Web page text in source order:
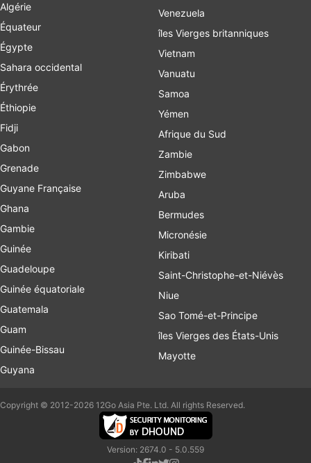
Algérie
Équateur
Égypte
Sahara occidental
Érythrée
Éthiopie
Fidji
Gabon
Grenade
Guyane Française
Ghana
Gambie
Guinée
Guadeloupe
Guinée équatoriale
Guatemala
Guam
Guinée-Bissau
Guyana
Venezuela
îles Vierges britanniques
Vietnam
Vanuatu
Samoa
Yémen
Afrique du Sud
Zambie
Zimbabwe
Aruba
Bermudes
Micronésie
Kiribati
Saint-Christophe-et-Niévès
Niue
Sao Tomé-et-Principe
îles Vierges des États-Unis
Mayotte
Copyright © 2012-2026 12Go Asia Pte. Ltd. All rights Reserved.
Version: 2674.0 - 5.0.559